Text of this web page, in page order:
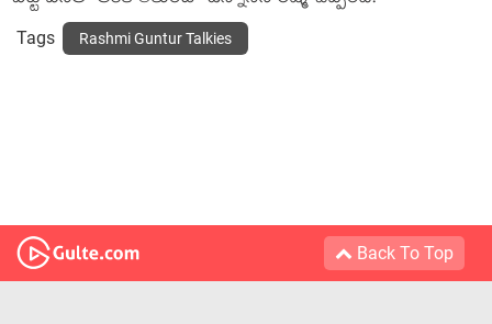
Tags Rashmi Guntur Talkies
Back To Top